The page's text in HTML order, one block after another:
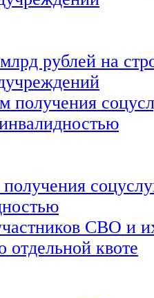
рублей на